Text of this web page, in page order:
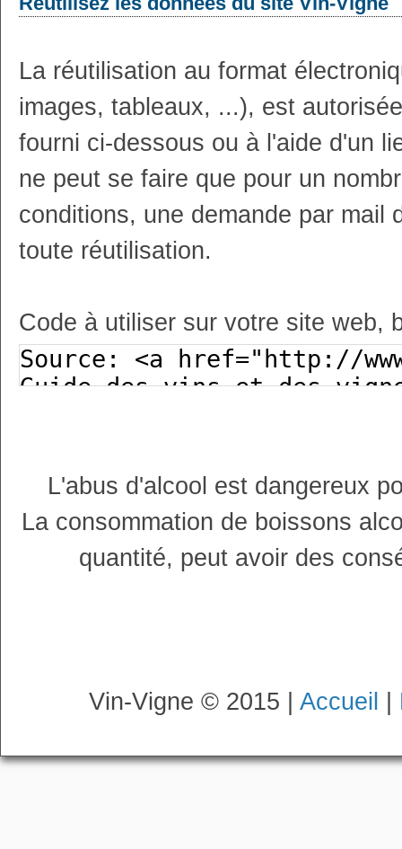
La réutilisation au format
images, tableaux, ...), est
fourni ci-dessous ou à l'aide d'un
ne peut se faire que pour un
conditions, une demande par mail
toute réutilisation.
Code à utiliser sur votre site web,
L'abus d'alcool est dangereux
La consommation de boissons
quantité, peut avoir des
Vin-Vigne © 2015 | Accueil